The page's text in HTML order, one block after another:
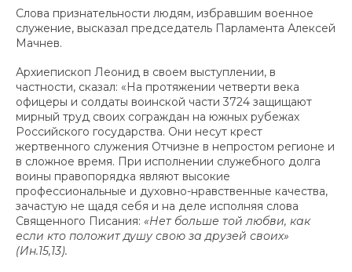
Слова признательности людям, избравшим военное
служение, высказал председатель Парламента Алексей
Мачнев.
Архиепископ Леонид в своем выступлении, в
частности, сказал: «На протяжении четверти века
офицеры и солдаты воинской части 3724 защищают
мирный труд своих сограждан на южных рубежах
Российского государства. Они несут крест
жертвенного служения Отчизне в непростом регионе и
в сложное время. При исполнении служебного долга
воины правопорядка являют высокие
профессиональные и духовно-нравственные качества,
зачастую не щадя себя и на деле исполняя слова
Священного Писания: «Нет больше той любви, как
если кто положит душу свою за друзей своих»
(Ин.15,13).